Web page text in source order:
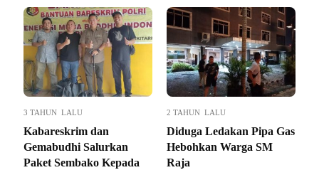
3 TAHUN LALU
Kabareskrim dan
Gemabudhi Salurkan
Paket Sembako Kepada
2 TAHUN LALU
Diduga Ledakan Pipa Gas
Hebohkan Warga SM
Raja